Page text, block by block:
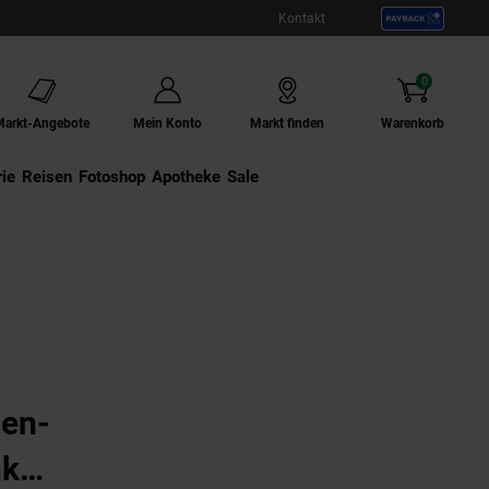
Kontakt
Angebote Mein Konto Markt finden Warenkorb
0
Artikel
Externer Link:
Reisen Externer Link:
Fotoshop Externer Link:
Apotheke Sale